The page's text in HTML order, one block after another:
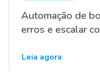
Automação de
erros e escalar
Leia agora